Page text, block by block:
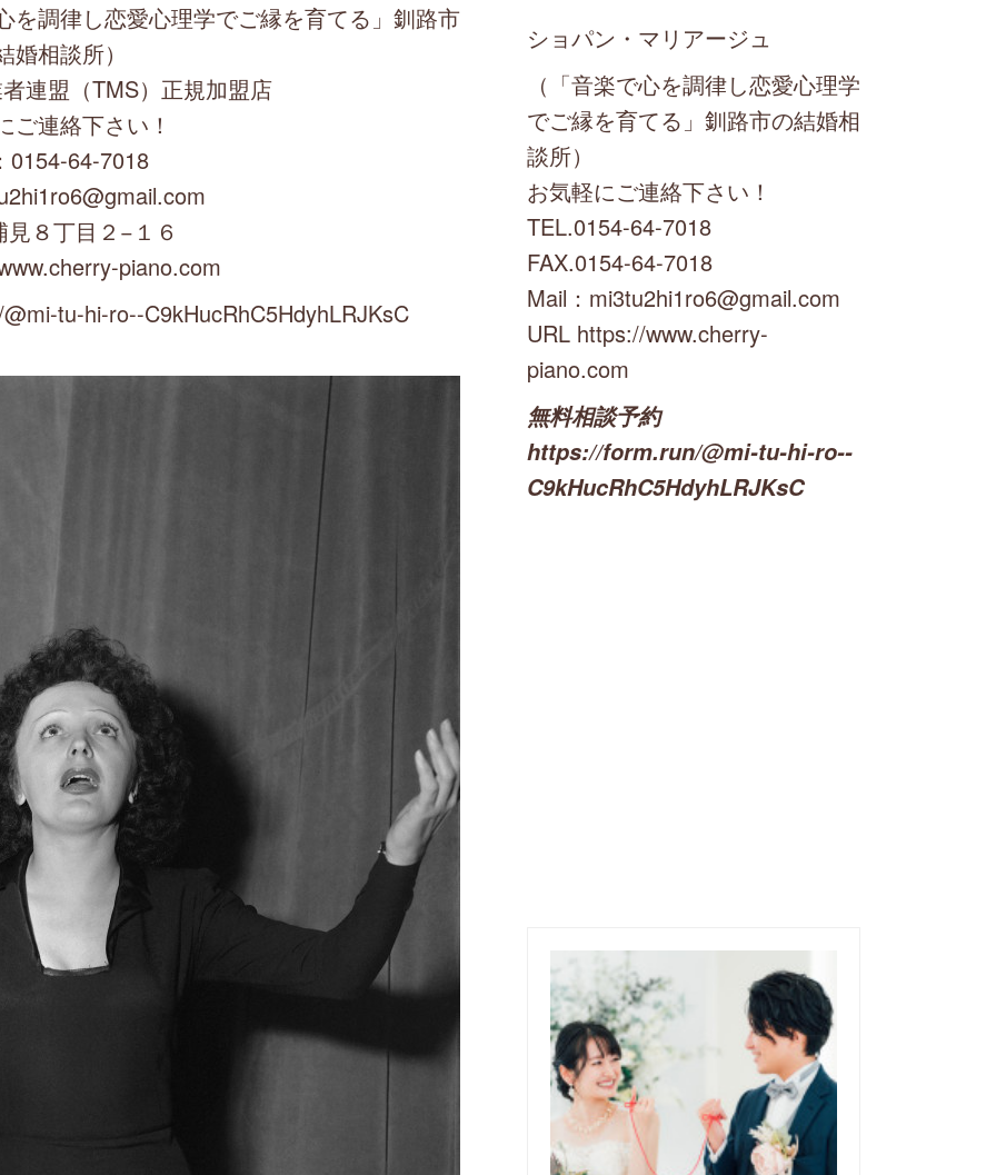
を調律し恋愛心理学でご縁を育てる」釧路市
婚相談所）
連盟（TMS）正規加盟店
ご連絡下さい！
0154-64-7018
８丁目２−１６
piano.com
tu-hi-ro--C9kHucRhC5HdyhLRJKsC
ショパン・マリアージュ
（「音楽で心を調律し恋愛心理学
でご縁を育てる」釧路市の結婚相
談所）
お気軽にご連絡下さい！
TEL.0154-64-7018
FAX.0154-64-7018
Mail：mi3tu2hi1ro6@gmail.com
URL https://www.cherry-
piano.com
無料相談予約
https://form.run/@mi-tu-hi-ro--
C9kHucRhC5HdyhLRJKsC